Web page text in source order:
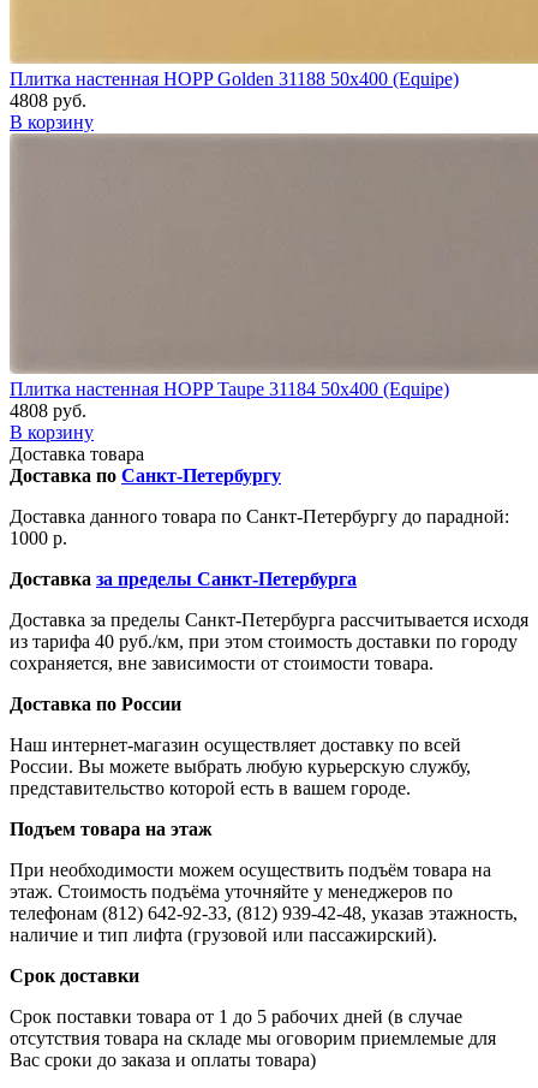
Плитка настенная HOPP Golden 31188 50x400 (Equipe)
4808 руб.
В корзину
Плитка настенная HOPP Taupe 31184 50x400 (Equipe)
4808 руб.
В корзину
Доставка товара
Доставка по Санкт-Петербургу
Доставка данного товара по Санкт-Петербургу до парадной:
1000 р.
Доставка за пределы Санкт-Петербурга
Доставка за пределы Санкт-Петербурга рассчитывается исходя
из тарифа 40 руб./км, при этом стоимость доставки по городу
сохраняется, вне зависимости от стоимости товара.
Доставка по России
Наш интернет-магазин осуществляет доставку по всей
России. Вы можете выбрать любую курьерскую службу,
представительство которой есть в вашем городе.
Подъем товара на этаж
При необходимости можем осуществить подъём товара на
этаж. Стоимость подъёма уточняйте у менеджеров по
телефонам (812) 642-92-33, (812) 939-42-48, указав этажность,
наличие и тип лифта (грузовой или пассажирский).
Срок доставки
Срок поставки товара от 1 до 5 рабочих дней (в случае
отсутствия товара на складе мы оговорим приемлемые для
Вас сроки до заказа и оплаты товара)